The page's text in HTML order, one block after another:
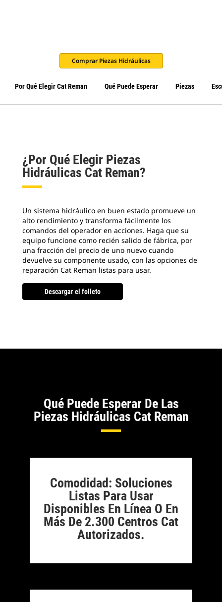
Comprar Piezas Hidráulicas
Por Qué Elegir Cat Reman Qué Puede Esperar Piezas
¿Por Qué Elegir Piezas
Hidráulicas Cat Reman?
Un sistema hidráulico en buen estado promueve un
alto rendimiento y transforma fácilmente los
comandos del operador en acciones. Haga que su
equipo funcione como recién salido de fábrica, por
una fracción del precio de uno nuevo cuando
devuelve su componente usado, con las opciones de
reparación Cat Reman listas para usar.
Descargar el folleto
Qué Puede Esperar De Las
Piezas Hidráulicas Cat Reman
Comodidad: Soluciones
Listas Para Usar
Disponibles En Línea O En
Más De 2.300 Centros Cat
Autorizados.